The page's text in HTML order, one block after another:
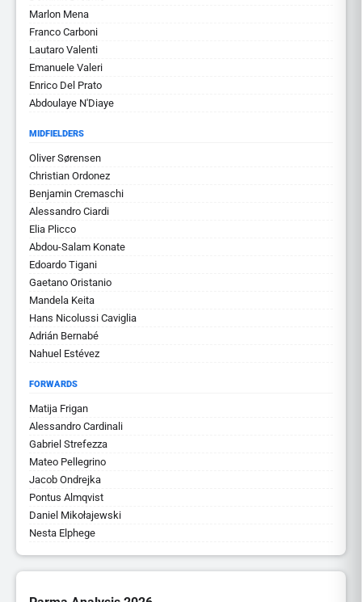
Marlon Mena
Franco Carboni
Lautaro Valenti
Emanuele Valeri
Enrico Del Prato
Abdoulaye N'Diaye
MIDFIELDERS
Oliver Sørensen
Christian Ordonez
Benjamin Cremaschi
Alessandro Ciardi
Elia Plicco
Abdou-Salam Konate
Edoardo Tigani
Gaetano Oristanio
Mandela Keita
Hans Nicolussi Caviglia
Adrián Bernabé
Nahuel Estévez
FORWARDS
Matija Frigan
Alessandro Cardinali
Gabriel Strefezza
Mateo Pellegrino
Jacob Ondrejka
Pontus Almqvist
Daniel Mikołajewski
Nesta Elphege